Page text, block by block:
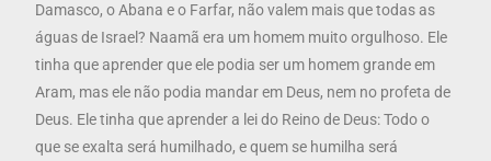
Damasco, o Abana e o Farfar, não valem mais que todas as
águas de Israel? Naamã era um homem muito orgulhoso. Ele
tinha que aprender que ele podia ser um homem grande em
Aram, mas ele não podia mandar em Deus, nem no profeta de
Deus. Ele tinha que aprender a lei do Reino de Deus: Todo o
que se exalta será humilhado, e quem se humilha será